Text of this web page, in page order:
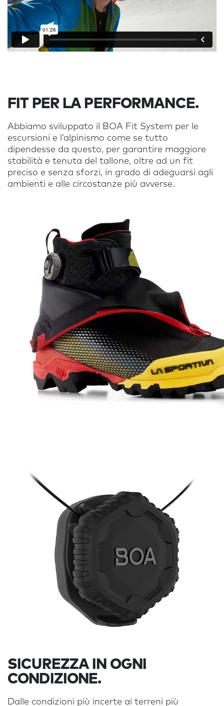
FIT PER LA PERFORMANCE.
Abbiamo sviluppato il BOA Fit System per le
escursioni e l’alpinismo come se tutto
dipendesse da questo, per garantire maggiore
stabilità e tenuta del tallone, oltre ad un fit
preciso e senza sforzi, in grado di adeguarsi agli
ambienti e alle circostanze più avverse.
SICUREZZA IN OGNI
CONDIZIONE.
Dalle condizioni più incerte ai terreni più